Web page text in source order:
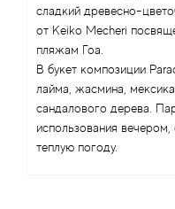
сладкий древесно-
от Keiko Mecheri
пляжам Гоа.
В букет композиции
лайма, жасмина,
сандалового дерева.
использования
теплую погоду.
American Crew
Amouage
Amouroud